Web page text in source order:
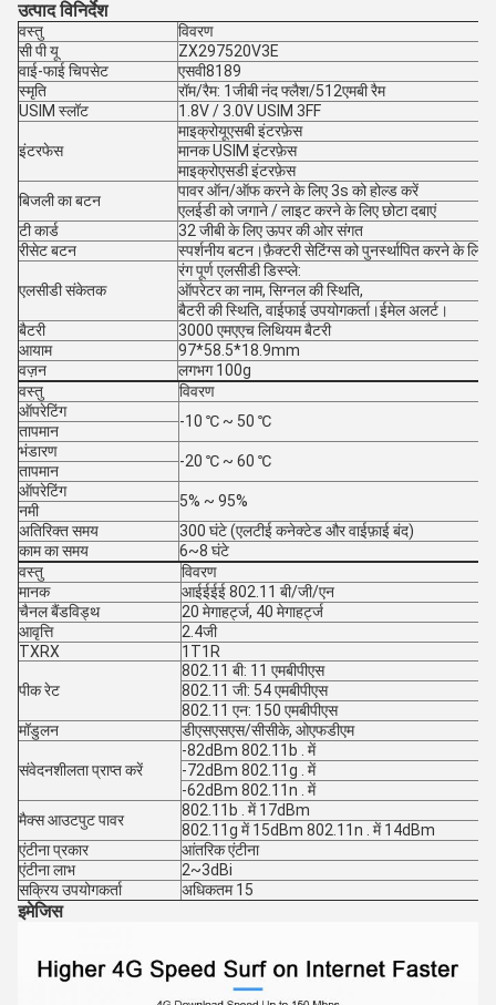
उत्पाद विनिर्देश
वस्तु
विवरण
सी पी यू
ZX297520V3E
वाई-फाई चिपसेट
एसवी8189
स्मृति
रॉम/रैम: 1जीबी नंद फ्लैश/512एमबी रैम
USIM स्लॉट
1.8V / 3.0V USIM 3FF
इंटरफेस
माइक्रोयूएसबी इंटरफ़ेस
मानक USIM इंटरफ़ेस
माइक्रोएसडी इंटरफ़ेस
बिजली का बटन
पावर ऑन/ऑफ करने के लिए 3s को होल्ड करें
एलईडी को जगाने / लाइट करने के लिए छोटा दबाएं
टी कार्ड
32 जीबी के लिए ऊपर की ओर संगत
रीसेट बटन
स्पर्शनीय बटन।फ़ैक्टरी सेटिंग्स को पुनर्स्थापित करने के
एलसीडी संकेतक
रंग पूर्ण एलसीडी डिस्प्ले:
ऑपरेटर का नाम, सिग्नल की स्थिति,
बैटरी की स्थिति, वाईफाई उपयोगकर्ता।ईमेल अलर्ट।
बैटरी
3000 एमएएच लिथियम बैटरी
आयाम
97*58.5*18.9mm
वज़न
लगभग 100g
वस्तु
विवरण
ऑपरेटिंग
-10 ℃ ~ 50 ℃
तापमान
भंडारण
-20 ℃ ~ 60 ℃
तापमान
ऑपरेटिंग
5% ~ 95%
नमी
अतिरिक्त समय
300 घंटे (एलटीई कनेक्टेड और वाईफ़ाई बंद)
काम का समय
6~8 घंटे
वस्तु
विवरण
मानक
आईईईई 802.11 बी/जी/एन
चैनल बैंडविड्थ
20 मेगाहर्ट्ज, 40 मेगाहर्ट्ज
आवृत्ति
2.4जी
TXRX
1T1R
पीक रेट
802.11 बी: 11 एमबीपीएस
802.11 जी: 54 एमबीपीएस
802.11 एन: 150 एमबीपीएस
मॉडुलन
डीएसएसएस/सीसीके, ओएफडीएम
संवेदनशीलता प्राप्त करें
-82dBm 802.11b . में
-72dBm 802.11g . में
-62dBm 802.11n . में
मैक्स आउटपुट पावर
802.11b . में 17dBm
802.11g में 15dBm 802.11n . में 14dBm
एंटीना प्रकार
आंतरिक एंटीना
एंटीना लाभ
2~3dBi
सक्रिय उपयोगकर्ता
अधिकतम 15
इमेजिस